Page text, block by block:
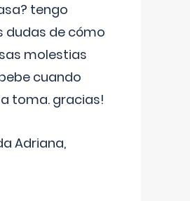
tengo
dudas de cómo
molestias
cuando
toma. gracias!
Adriana,